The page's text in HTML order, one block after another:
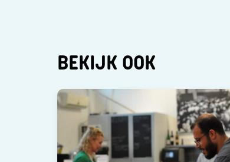
BEKIJK OOK